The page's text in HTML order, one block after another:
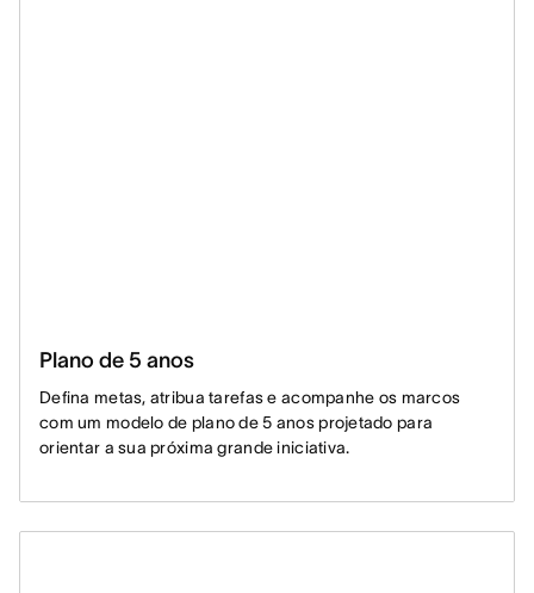
Plano de 5 anos
Defina metas, atribua tarefas e acompanhe os marcos
com um modelo de plano de 5 anos projetado para
orientar a sua próxima grande iniciativa.